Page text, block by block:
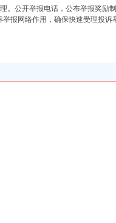
就业》信息专报作出批示
公开举报电话，公布举报奖励
举报网络作用，确保快速受理投诉